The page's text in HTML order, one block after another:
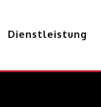
Dienstleistung